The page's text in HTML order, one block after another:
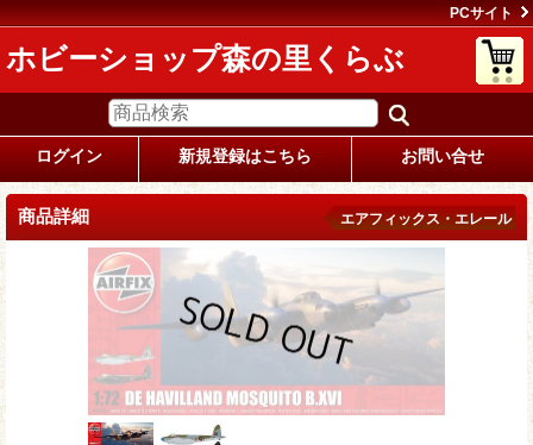
PCサイト
ホビーショップ森の里くらぶ
ログイン 新規登録はこちら お問い合せ
商品詳細 エアフィックス・エレール